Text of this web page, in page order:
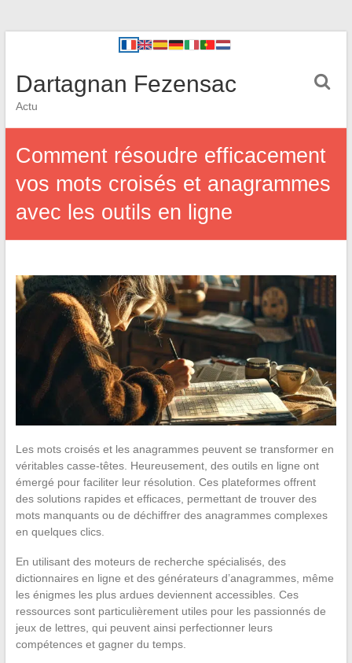
Dartagnan Fezensac
Actu
Comment résoudre efficacement
vos mots croisés et anagrammes
avec les outils en ligne
Les mots croisés et les anagrammes peuvent se transformer en
véritables casse-têtes. Heureusement, des outils en ligne ont
émergé pour faciliter leur résolution. Ces plateformes offrent
des solutions rapides et efficaces, permettant de trouver des
mots manquants ou de déchiffrer des anagrammes complexes
en quelques clics.
En utilisant des moteurs de recherche spécialisés, des
dictionnaires en ligne et des générateurs d’anagrammes, même
les énigmes les plus ardues deviennent accessibles. Ces
ressources sont particulièrement utiles pour les passionnés de
jeux de lettres, qui peuvent ainsi perfectionner leurs
compétences et gagner du temps.